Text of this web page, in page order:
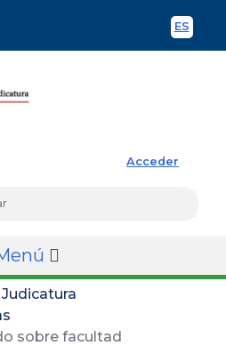
ES
Acceder
sobre facultad